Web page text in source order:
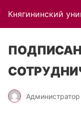
Княгининский
Администратор